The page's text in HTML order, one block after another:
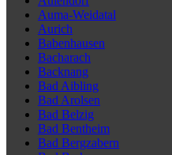
Auma-Weidatal
Aurich
Babenhausen
Bacharach
Backnang
Bad Aibling
Bad Arolsen
Bad Belzig
Bad Bentheim
Bad Bergzabern